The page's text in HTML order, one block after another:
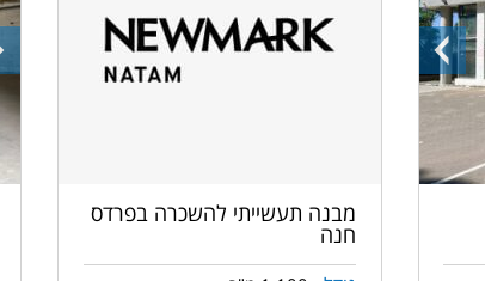
התמונה
הקודמת
מבנה תעשייתי להשכרה בפרדס
חנה